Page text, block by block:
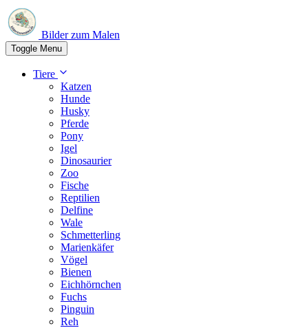
Bilder zum Malen
Toggle Menu
Tiere
Katzen
Hunde
Husky
Pferde
Pony
Igel
Dinosaurier
Zoo
Fische
Reptilien
Delfine
Wale
Schmetterling
Marienkäfer
Vögel
Bienen
Eichhörnchen
Fuchs
Pinguin
Reh